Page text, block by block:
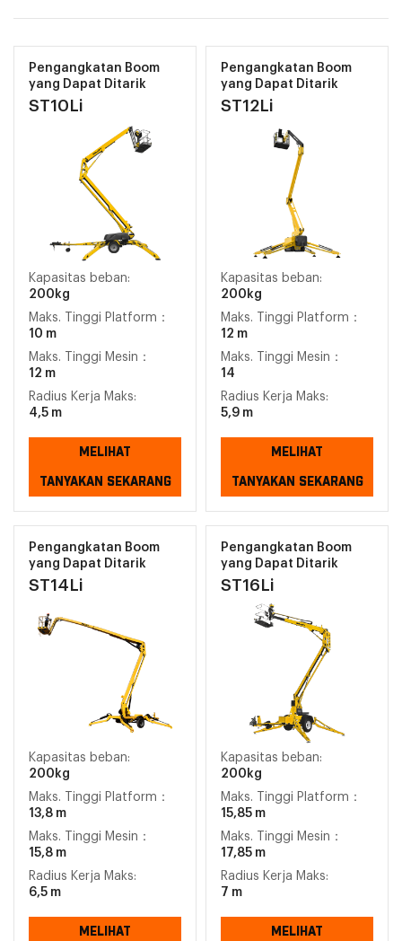
Pengangkatan Boom
yang Dapat Ditarik
ST10Li
Kapasitas beban:
200kg
Maks. Tinggi Platform：
10 m
Maks. Tinggi Mesin：
12 m
Radius Kerja Maks:
4,5 m
MELIHAT
TANYAKAN SEKARANG
Pengangkatan Boom
yang Dapat Ditarik
ST12Li
Kapasitas beban:
200kg
Maks. Tinggi Platform：
12 m
Maks. Tinggi Mesin：
14
Radius Kerja Maks:
5,9 m
MELIHAT
TANYAKAN SEKARANG
Pengangkatan Boom
yang Dapat Ditarik
ST14Li
Kapasitas beban:
200kg
Maks. Tinggi Platform：
13,8 m
Maks. Tinggi Mesin：
15,8 m
Radius Kerja Maks:
6,5 m
MELIHAT
Pengangkatan Boom
yang Dapat Ditarik
ST16Li
Kapasitas beban:
200kg
Maks. Tinggi Platform：
15,85 m
Maks. Tinggi Mesin：
17,85 m
Radius Kerja Maks:
7 m
MELIHAT